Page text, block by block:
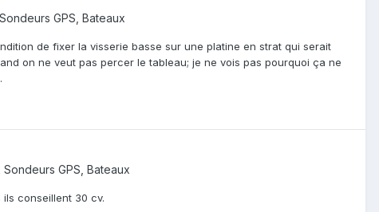
GPS, Bateaux
de fixer la visserie basse sur une platine en strat qui serait
on ne veut pas percer le tableau; je ne vois pas pourquoi ça ne
Sondeurs GPS, Bateaux
conseillent 30 cv.